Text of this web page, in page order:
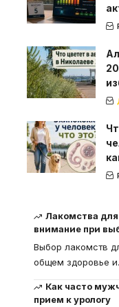
Лакомства
внимание при
Выбор лакомств
общем здоровье и
Как часто
прием к урологу